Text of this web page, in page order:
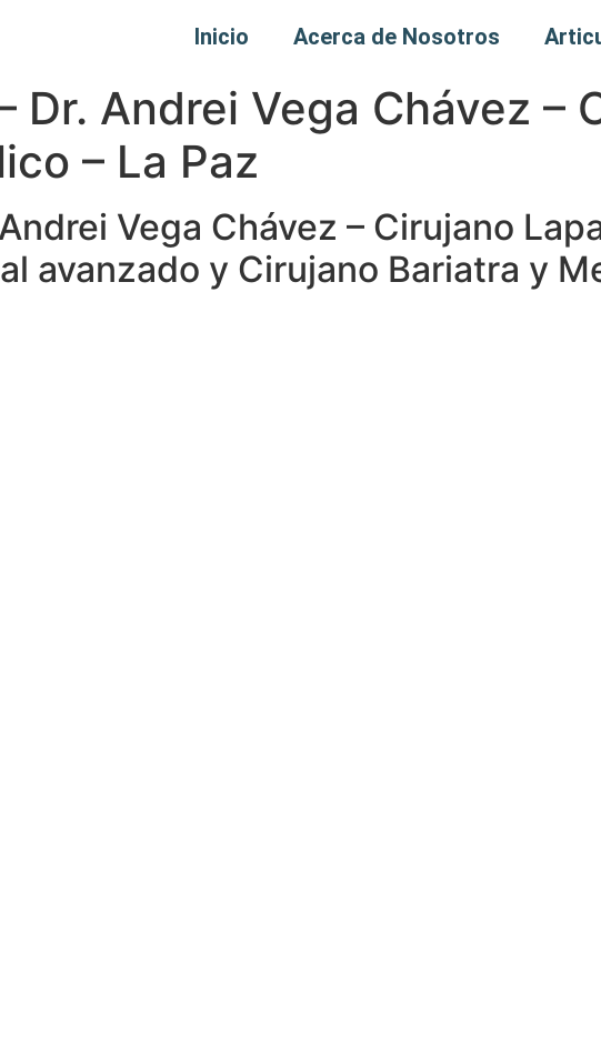
Inicio Acerca de Nosotros
Dr. Andrei Vega Chávez –
– La Paz
Vega Chávez – Cirujano
avanzado y Cirujano Bariatra y